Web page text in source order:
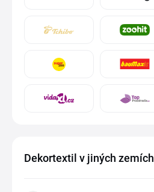
Dekortextil v jiných zemích